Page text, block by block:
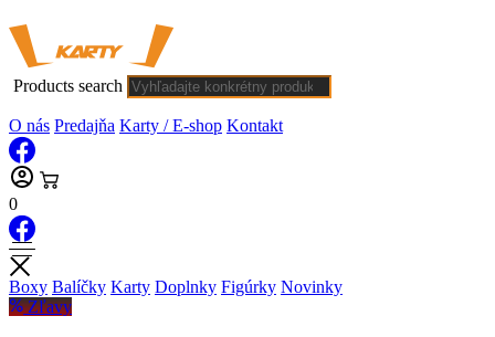
Products search
O nás Predajňa Karty / E-shop Kontakt
0
Boxy Balíčky Karty Doplnky Figúrky Novinky
Zľavy